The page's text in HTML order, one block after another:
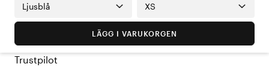
Ljusblå XS
LÄGG I VARUKORGEN
Trustpilot